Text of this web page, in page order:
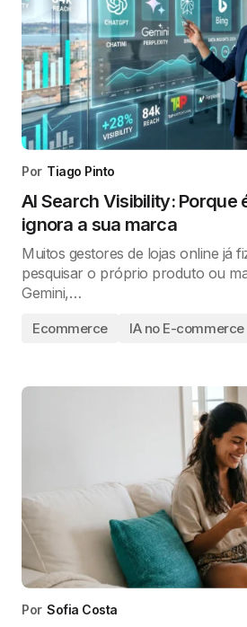
Por Tiago Pinto
AI Search Visibility: Porque
ignora a sua marca
Muitos gestores de lojas online já
pesquisar o próprio produto ou
Gemini,…
Ecommerce IA no E-commerce
Por Sofia Costa